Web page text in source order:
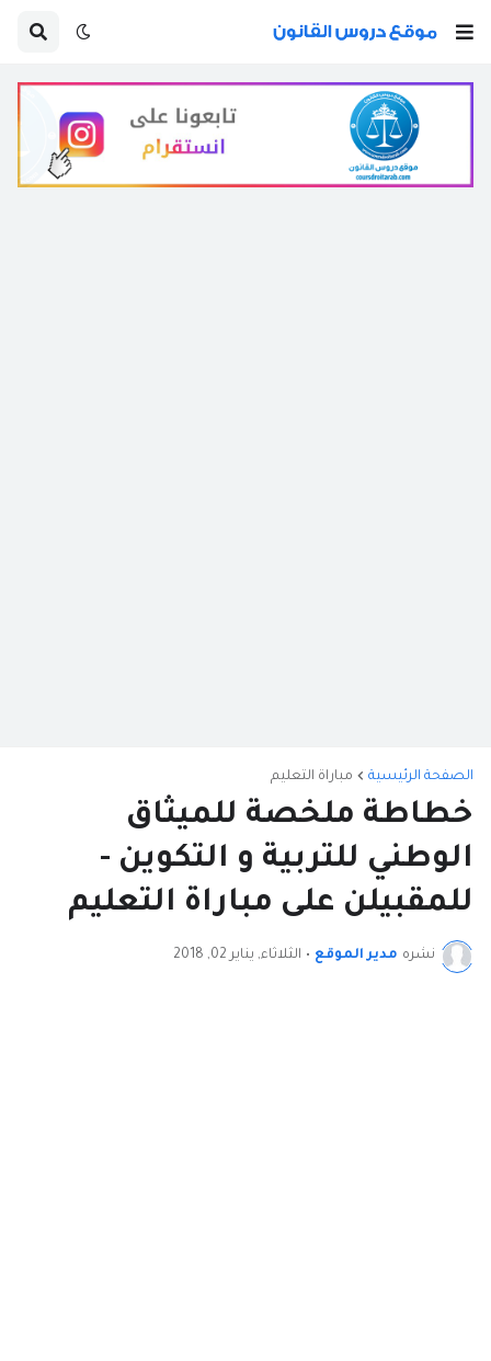
الصفحة الرئيسية مباراة التعليم
خطاطة ملخصة للميثاق
الوطني للتربية و التكوين -
للمقبيلن على مباراة التعليم
نشره مدير الموقع • الثلاثاء, يناير 02, 2018